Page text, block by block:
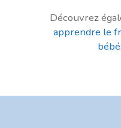
Découvrez
apprendre le